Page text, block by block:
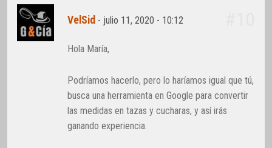
VelSid - julio 11, 2020 - 10:12
Hola María,
Podríamos hacerlo, pero lo haríamos igual que tú,
busca una herramienta en Google para convertir
las medidas en tazas y cucharas, y así irás
ganando experiencia.